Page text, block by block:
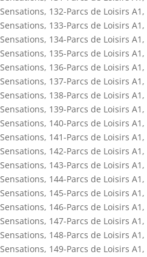
Sensations, 132-Parcs de Loisirs A1 ,
Sensations, 133-Parcs de Loisirs A1 ,
Sensations, 134-Parcs de Loisirs A1 ,
Sensations, 135-Parcs de Loisirs A1 ,
Sensations, 136-Parcs de Loisirs A1 ,
Sensations, 137-Parcs de Loisirs A1 ,
Sensations, 138-Parcs de Loisirs A1 ,
Sensations, 139-Parcs de Loisirs A1 ,
Sensations, 140-Parcs de Loisirs A1 ,
Sensations, 141-Parcs de Loisirs A1 ,
Sensations, 142-Parcs de Loisirs A1 ,
Sensations, 143-Parcs de Loisirs A1 ,
Sensations, 144-Parcs de Loisirs A1 ,
Sensations, 145-Parcs de Loisirs A1 ,
Sensations, 146-Parcs de Loisirs A1 ,
Sensations, 147-Parcs de Loisirs A1 ,
Sensations, 148-Parcs de Loisirs A1 ,
Sensations, 149-Parcs de Loisirs A1 ,